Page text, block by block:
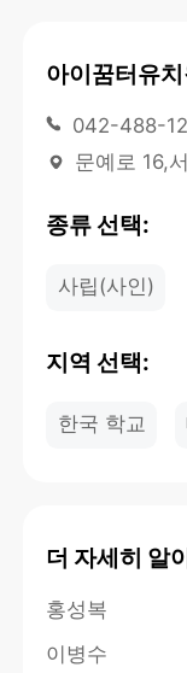
아이꿈터유치
042-488-
문예로 16,
종류 선택:
사립(사인)
지역 선택:
한국 학교
더 자세히 알
홍성복
이병수